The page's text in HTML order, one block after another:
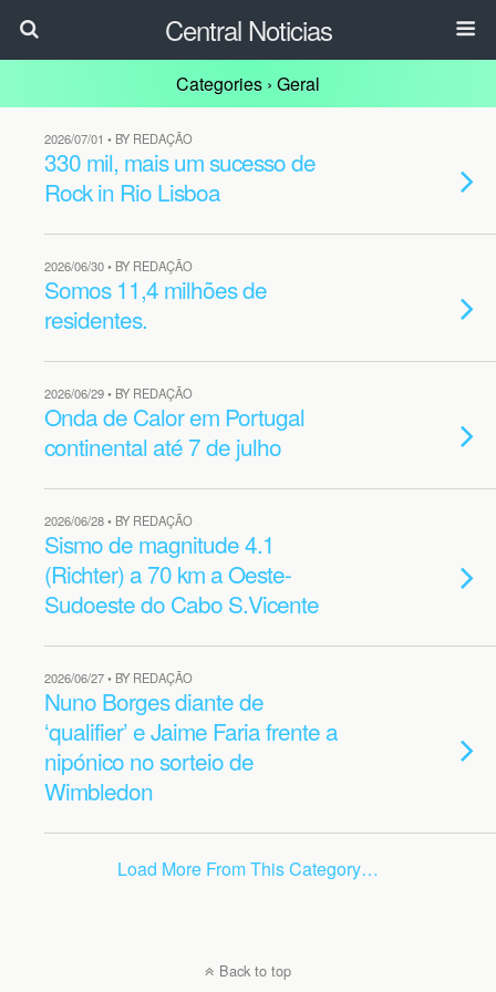
Central Noticias
Categories › Geral
2026/07/01 • BY REDAÇÃO
330 mil, mais um sucesso de
Rock in Rio Lisboa
2026/06/30 • BY REDAÇÃO
Somos 11,4 milhões de
residentes.
2026/06/29 • BY REDAÇÃO
Onda de Calor em Portugal
continental até 7 de julho
2026/06/28 • BY REDAÇÃO
Sismo de magnitude 4.1
(Richter) a 70 km a Oeste-
Sudoeste do Cabo S.Vicente
2026/06/27 • BY REDAÇÃO
Nuno Borges diante de
‘qualifier’ e Jaime Faria frente a
nipónico no sorteio de
Wimbledon
Load More From This Category…
Back to top